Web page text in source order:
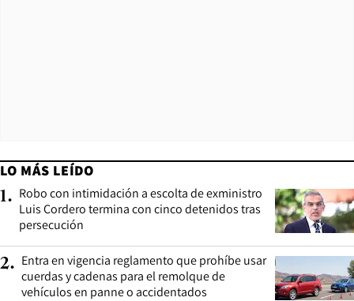
LO MÁS LEÍDO
1. Robo con intimidación a escolta de exministro
Luis Cordero termina con cinco detenidos tras
persecución
2. Entra en vigencia reglamento que prohíbe usar
cuerdas y cadenas para el remolque de
vehículos en panne o accidentados